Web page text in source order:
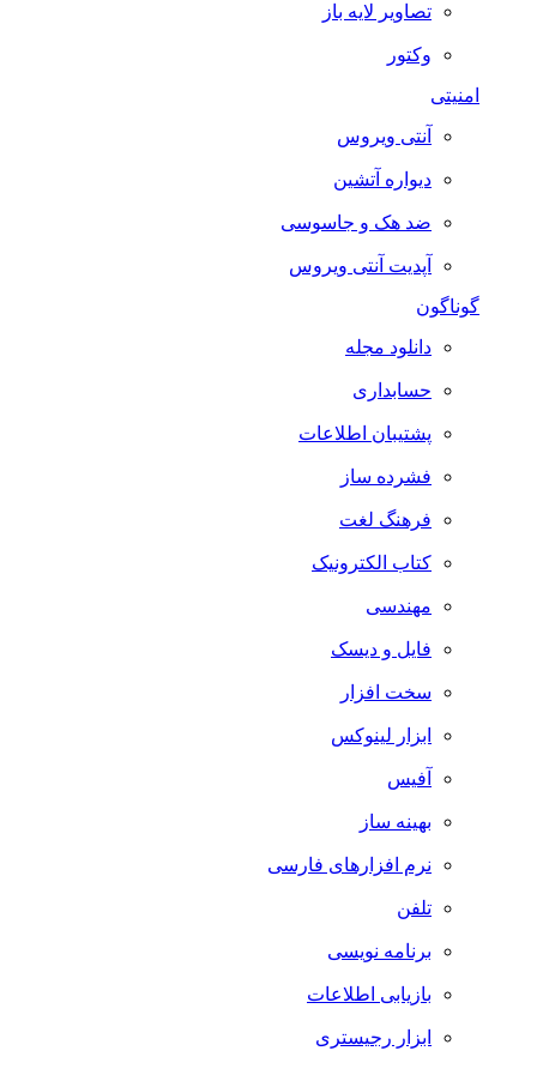
تصاویر لایه باز
وکتور
امنیتی
آنتی ویروس
دیواره آتشین
ضد هک و جاسوسی
آپدیت آنتی ویروس
گوناگون
دانلود مجله
حسابداری
پشتیبان اطلاعات
فشرده ساز
فرهنگ لغت
کتاب الکترونیک
مهندسی
فایل و دیسک
سخت افزار
ابزار لینوکس
آفیس
بهینه ساز
نرم افزارهای فارسی
تلفن
برنامه نویسی
بازیابی اطلاعات
ابزار رجیستری